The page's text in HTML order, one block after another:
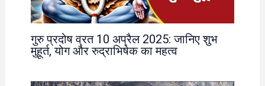
गुरु प्रदोष व्रत 10 अप्रैल 2025: जानिए शुभ
मुहूर्त, योग और रुद्राभिषेक का महत्व